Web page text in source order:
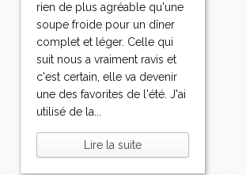
rien de plus agréable qu'une
soupe froide pour un dîner
complet et léger. Celle qui
suit nous a vraiment ravis et
c'est certain, elle va devenir
une des favorites de l'été. J'ai
utilisé de la...
Lire la suite